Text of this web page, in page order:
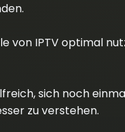
von IPTV optimal
sich noch
zu verstehen.